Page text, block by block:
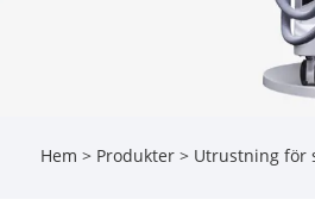
Hem > Produkter> Utrustning för